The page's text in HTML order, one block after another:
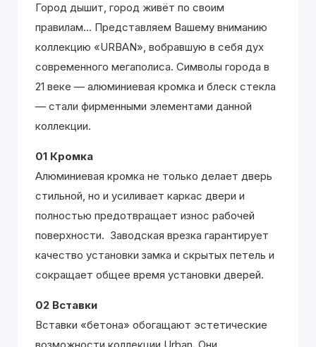
Город дышит, город живёт по своим
правилам... Представляем Вашему вниманию
коллекцию «URBAN», вобравшую в себя дух
современного мегаполиса. Символы города в
21 веке — алюминиевая кромка и блеск стекла
— стали фирменными элементами данной
коллекции.
01 Кромка
Алюминиевая кромка не только делает дверь
стильной, но и усиливает каркас двери и
полностью предотвращает износ рабочей
поверхности. Заводская врезка гарантирует
качество установки замка и скрытых петель и
сокращает общее время установки дверей.
02 Вставки
Вставки «бетона» обогащают эстетические